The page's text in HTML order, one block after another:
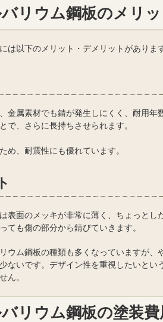
リウム鋼板のメリ
は以下のメリット・デメリットがあります
金属素材でも錆が発生しにくく、耐用
で、さらに長持ちさせられます。
め、耐震性にも優れています。
表面のメッキが非常に薄く、ちょっと
ても傷の部分から錆びていきます。
ウム鋼板の種類も多くなっていますが
ないです。デザイン性を重視したいと
ん。
リウム鋼板の塗装費